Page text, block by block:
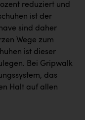
reduziert und
ist der
sind daher
Wege zum
ist dieser
Bei Gripwalk
das
Halt auf allen